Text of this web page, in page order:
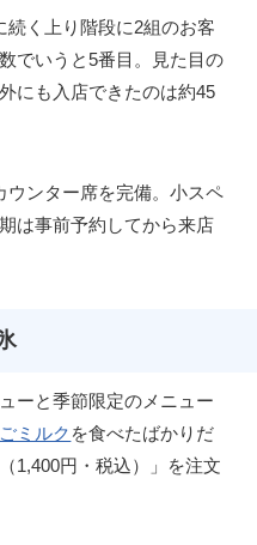
く上り階段に2組のお客
でいうと5番目。見た目の
にも入店できたのは約45
ウンター席を完備。小スペ
は事前予約してから来店
ーと季節限定のメニュー
ミルク を食べたばかりだ
（1,400円・税込）」を注文